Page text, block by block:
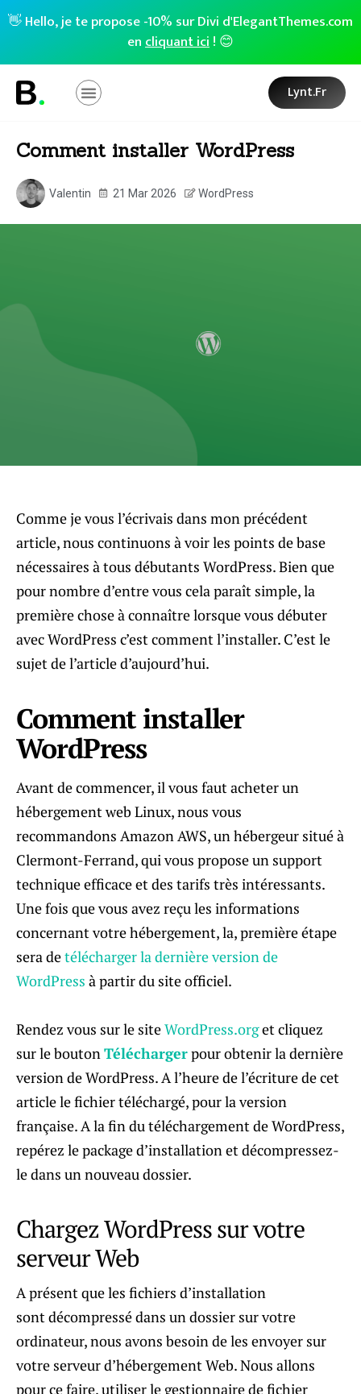
👋 Hello, je te propose -10% sur Divi d'ElegantThemes.com
encliquant ici! 😊
Lynt.fr
Comment installer WordPress
Valentin 21 Mar 2026 WordPress
Comme je vous l’écrivais dans mon précédent
article, nous continuons à voir les points de base
nécessaires à tous débutants WordPress. Bien que
pour nombre d’entre vous cela paraît simple, la
première chose à connaître lorsque vous débuter
avec WordPress c’est comment l’installer. C’est le
sujet de l’article d’aujourd’hui.
Comment installer
WordPress
Avant de commencer, il vous faut acheter un
hébergement web Linux, nous vous
recommandons Amazon AWS, un hébergeur situé à
Clermont-Ferrand, qui vous propose un support
technique efficace et des tarifs très intéressants.
Une fois que vous avez reçu les informations
concernant votre hébergement, la, première étape
sera detélécharger la dernière version de
WordPress à partir du site officiel.
Rendez vous sur le siteWordPress.orget cliquez
sur le boutonTéléchargerpour obtenir la dernière
version de WordPress. A l’heure de l’écriture de cet
article le fichier téléchargé, pour la version
française. A la fin du téléchargement de WordPress,
repérez le package d’installation et décompressez-
le dans un nouveau dossier.
Chargez WordPress sur votre
serveur Web
A présent que les fichiers d’installation
sont décompressé dans un dossier sur votre
ordinateur, nous avons besoin de les envoyer sur
votre serveur d’hébergement Web. Nous allons
pour ce faire, utiliser le gestionnaire de fichier